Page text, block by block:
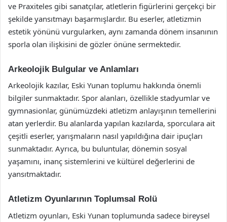
ve Praxiteles gibi sanatçılar, atletlerin figürlerini gerçekçi bir
şekilde yansıtmayı başarmışlardır. Bu eserler, atletizmin
estetik yönünü vurgularken, aynı zamanda dönem insanının
sporla olan ilişkisini de gözler önüne sermektedir.
Arkeolojik Bulgular ve Anlamları
Arkeolojik kazılar, Eski Yunan toplumu hakkında önemli
bilgiler sunmaktadır. Spor alanları, özellikle stadyumlar ve
gymnasionlar, günümüzdeki atletizm anlayışının temellerini
atan yerlerdir. Bu alanlarda yapılan kazılarda, sporculara ait
çeşitli eserler, yarışmaların nasıl yapıldığına dair ipuçları
sunmaktadır. Ayrıca, bu buluntular, dönemin sosyal
yaşamını, inanç sistemlerini ve kültürel değerlerini de
yansıtmaktadır.
Atletizm Oyunlarının Toplumsal Rolü
Atletizm oyunları, Eski Yunan toplumunda sadece bireysel